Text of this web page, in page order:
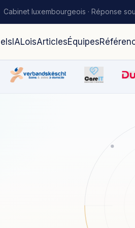
Cabinet luxembourgeois · Réponse
IALoisArticlesÉquipes